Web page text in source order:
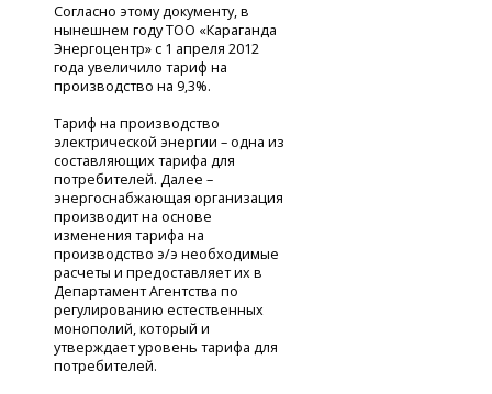
Согласно этому документу, в
нынешнем году ТОО «Караганда
Энергоцентр» с 1 апреля 2012
года увеличило тариф на
производство на 9,3%.
Тариф на производство
электрической энергии – одна из
составляющих тарифа для
потребителей. Далее –
энергоснабжающая организация
производит на основе
изменения тарифа на
производство э/э необходимые
расчеты и предоставляет их в
Департамент Агентства по
регулированию естественных
монополий, который и
утверждает уровень тарифа для
потребителей.